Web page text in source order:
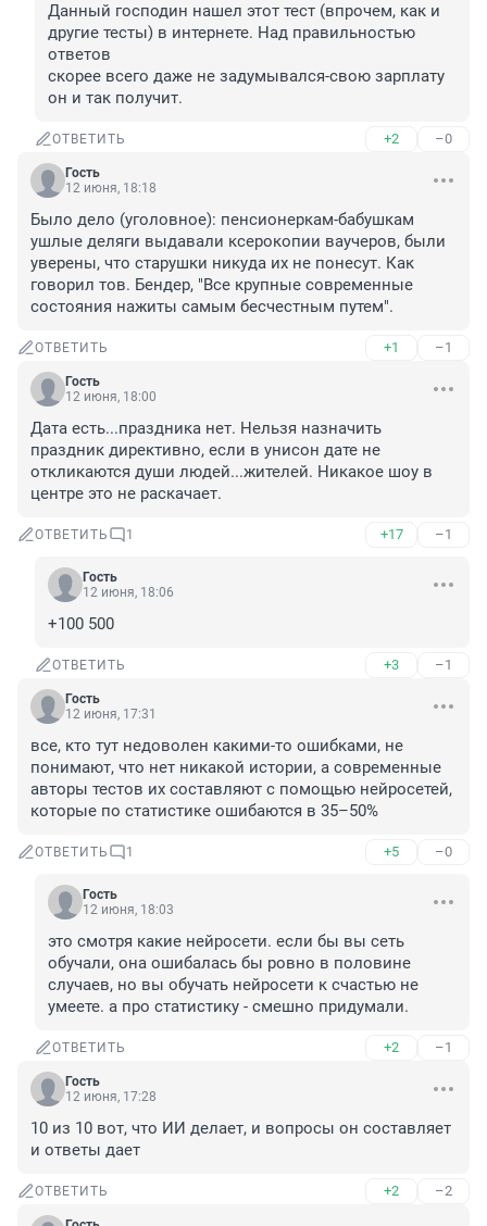
Данный господин нашел этот тест (впрочем, как и
другие тесты) в интернете. Над правильностью
ответов
скорее всего даже не задумывался-свою зарплату
он и так получит.
ОТВЕТИТЬ +2 –0
Гость
12 июня, 18:18
Было дело (уголовное): пенсионеркам-бабушкам
ушлые деляги выдавали ксерокопии ваучеров, были
уверены, что старушки никуда их не понесут. Как
говорил тов. Бендер, "Все крупные современные
состояния нажиты самым бесчестным путем".
ОТВЕТИТЬ +1 –1
Гость
12 июня, 18:00
Дата есть...праздника нет. Нельзя назначить
праздник директивно, если в унисон дате не
откликаются души людей...жителей. Никакое шоу в
центре это не раскачает.
ОТВЕТИТЬ 1 +17 –1
Гость
12 июня, 18:06
+100 500
ОТВЕТИТЬ +3 –1
Гость
12 июня, 17:31
все, кто тут недоволен какими-то ошибками, не
понимают, что нет никакой истории, а современные
авторы тестов их составляют с помощью нейросетей,
которые по статистике ошибаются в 35–50%
ОТВЕТИТЬ 1 +5 –0
Гость
12 июня, 18:03
это смотря какие нейросети. если бы вы сеть
обучали, она ошибалась бы ровно в половине
случаев, но вы обучать нейросети к счастью не
умеете. а про статистику - смешно придумали.
ОТВЕТИТЬ +2 –1
Гость
12 июня, 17:28
10 из 10 вот, что ИИ делает, и вопросы он составляет
и ответы дает
ОТВЕТИТЬ +2 –2